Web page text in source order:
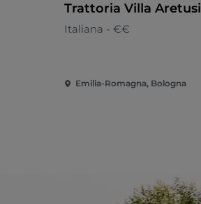
Trattoria Villa Aretusi
Italiana - €€
Emilia-Romagna, Bologna